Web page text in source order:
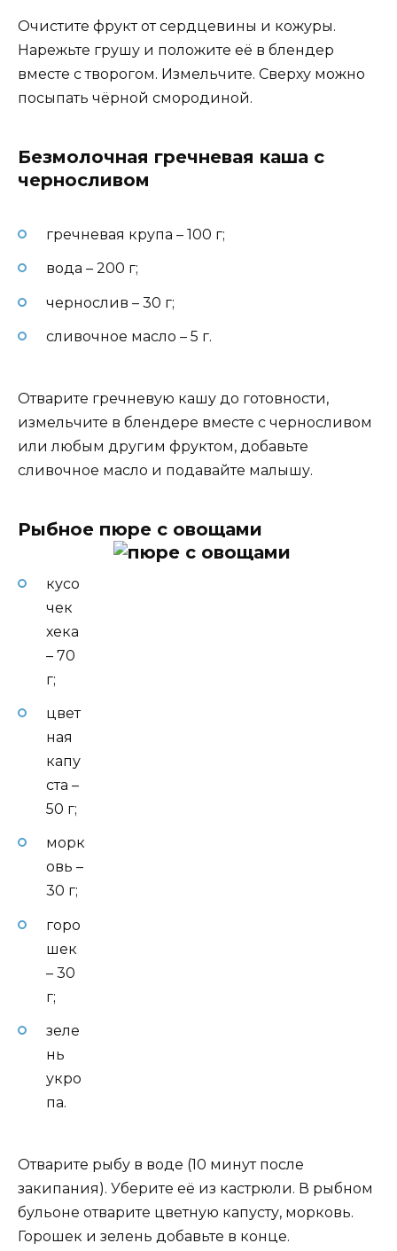
Очистите фрукт от сердцевины и кожуры.
Нарежьте грушу и положите её в блендер
вместе с творогом. Измельчите. Сверху можно
посыпать чёрной смородиной.
Безмолочная гречневая каша с
черносливом
гречневая крупа – 100 г;
вода – 200 г;
чернослив – 30 г;
сливочное масло – 5 г.
Отварите гречневую кашу до готовности,
измельчите в блендере вместе с черносливом
или любым другим фруктом, добавьте
сливочное масло и подавайте малышу.
Рыбное пюре с овощами
кусо
чек
хека
– 70
г;
цвет
ная
капу
ста –
50 г;
морк
овь –
30 г;
горо
шек
– 30
г;
зеле
нь
укро
па.
Отварите рыбу в воде (10 минут после
закипания). Уберите её из кастрюли. В рыбном
бульоне отварите цветную капусту, морковь.
Горошек и зелень добавьте в конце.